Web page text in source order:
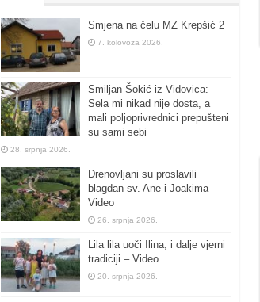
Smjena na čelu MZ Krepšić 2
7. kolovoza 2026.
Smiljan Šokić iz Vidovica:
Sela mi nikad nije dosta, a
mali poljoprivrednici prepušteni
su sami sebi
28. srpnja 2026.
Drenovljani su proslavili
blagdan sv. Ane i Joakima –
Video
26. srpnja 2026.
Lila lila uoči Ilina, i dalje vjerni
tradiciji – Video
20. srpnja 2026.